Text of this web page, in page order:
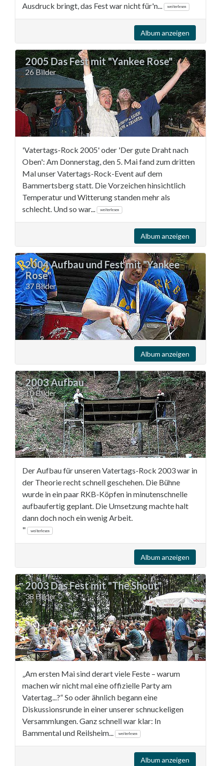
Ausdruck bringt, das Fest war nicht für'n...
weiterlesen
Album anzeigen
2005 Das Fest mit "Yankee Rose"
26 Bilder
'Vatertags-Rock 2005' oder 'Der gute Draht nach
Oben': Am Donnerstag, den 5. Mai fand zum dritten
Mal unser Vatertags-Rock-Event auf dem
Bammertsberg statt. Die Vorzeichen hinsichtlich
Temperatur und Witterung standen mehr als
schlecht. Und so war...
weiterlesen
Album anzeigen
2004 Aufbau und Fest mit "Yankee
Rose"
37 Bilder
Album anzeigen
2003 Aufbau
10 Bilder
Der Aufbau für unseren Vatertags-Rock 2003 war in
der Theorie recht schnell geschehen. Die Bühne
wurde in ein paar RKB-Köpfen in minutenschnelle
aufbaufertig geplant. Die Umsetzung machte halt
dann doch noch ein wenig Arbeit.
"
weiterlesen
Album anzeigen
2003 Das Fest mit "The Shout"
38 Bilder
„Am ersten Mai sind derart viele Feste – warum
machen wir nicht mal eine offizielle Party am
Vatertag...?“ So oder ähnlich begann eine
Diskussionsrunde in einer unserer schnuckeligen
Versammlungen. Ganz schnell war klar: In
Bammental und Reilsheim...
weiterlesen
Album anzeigen